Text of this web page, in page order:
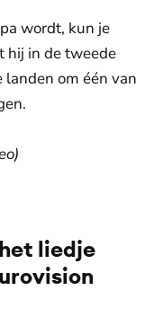
wordt, kun je
hij in de tweede
om één van
vereist jouw
liedje